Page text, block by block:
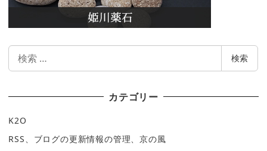
検
検索
カテゴリー
K2O
RSS、ブログの更新情報の管理、京の風